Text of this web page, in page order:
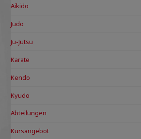
Aikido
Judo
Ju-Jutsu
Karate
Kendo
Kyudo
Abteilungen
Kursangebot